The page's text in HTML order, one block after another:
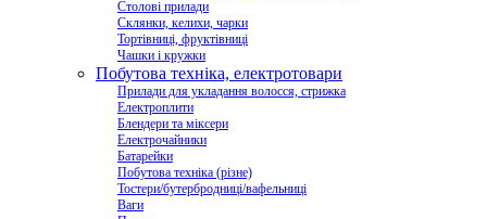
Столові прилади
Склянки, келихи, чарки
Тортівниці, фруктівниці
Чашки і кружки
Побутова техніка, електротовари
Прилади для укладання волосся, стрижка
Електроплити
Блендери та міксери
Електрочайники
Батарейки
Побутова техніка (різне)
Тостери/бутербродниці/вафельниці
Ваги